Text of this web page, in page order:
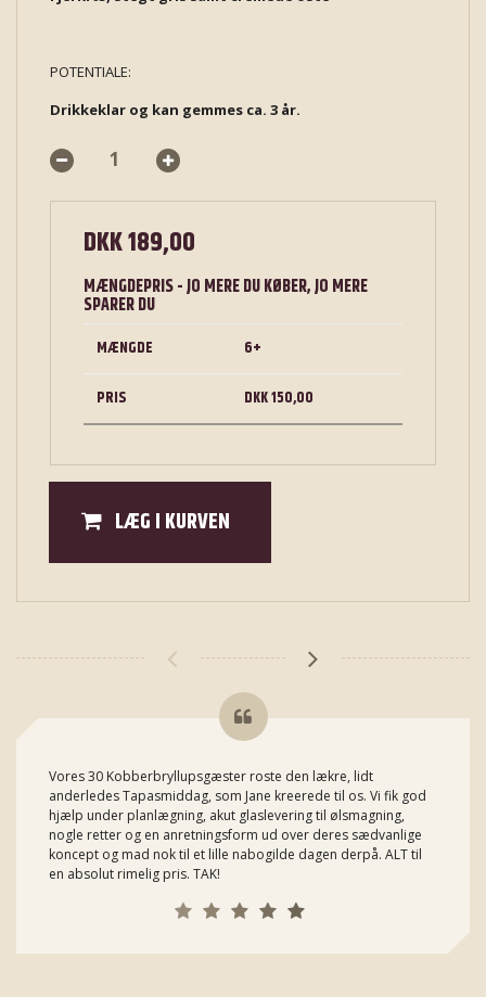
POTENTIALE:
Drikkeklar og kan gemmes ca. 3 år.
DKK 189,00
MÆNGDEPRIS - JO MERE DU KØBER, JO MERE
SPARER DU
MÆNGDE 6+
PRIS DKK 150,00
LÆG I KURVEN
Vores 30 Kobberbryllupsgæster roste den lækre, lidt
anderledes Tapasmiddag, som Jane kreerede til os. Vi fik god
hjælp under planlægning, akut glaslevering til ølsmagning,
nogle retter og en anretningsform ud over deres sædvanlige
koncept og mad nok til et lille nabogilde dagen derpå. ALT til
en absolut rimelig pris. TAK!